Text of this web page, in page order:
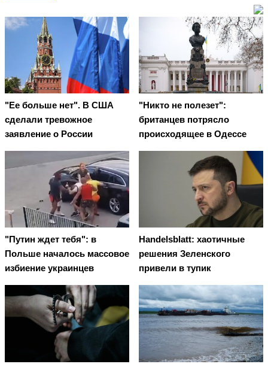
"Ее больше нет". В США
сделали тревожное
заявление о России
"Никто не полезет":
британцев потрясло
происходящее в Одессе
"Путин ждет тебя": в
Польше началось массовое
избиение украинцев
Handelsblatt: хаотичные
решения Зеленского
привели в тупик